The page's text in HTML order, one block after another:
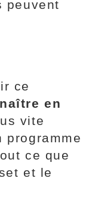
peuvent
ce
en
vite
programme
ce que
et le